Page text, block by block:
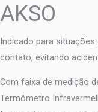
AKSO
Indicado para
contato, evitando
Com faixa de medição
Termômetro